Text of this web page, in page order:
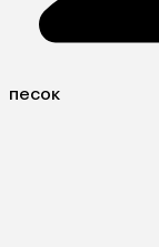
песок